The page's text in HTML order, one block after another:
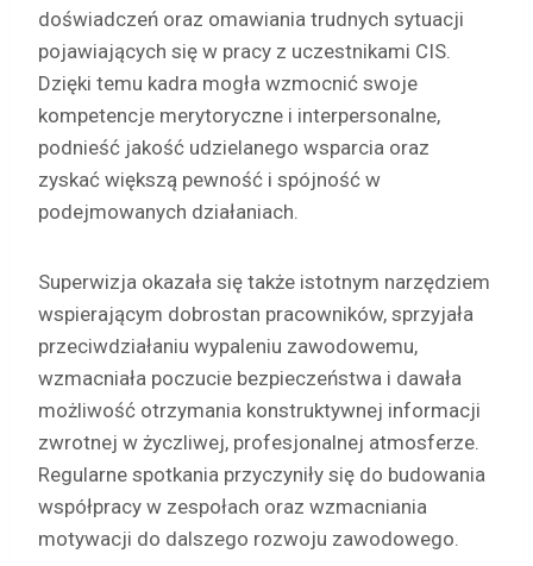
doświadczeń oraz omawiania trudnych sytuacji
pojawiających się w pracy z uczestnikami CIS.
Dzięki temu kadra mogła wzmocnić swoje
kompetencje merytoryczne i interpersonalne,
podnieść jakość udzielanego wsparcia oraz
zyskać większą pewność i spójność w
podejmowanych działaniach.
Superwizja okazała się także istotnym narzędziem
wspierającym dobrostan pracowników, sprzyjała
przeciwdziałaniu wypaleniu zawodowemu,
wzmacniała poczucie bezpieczeństwa i dawała
możliwość otrzymania konstruktywnej informacji
zwrotnej w życzliwej, profesjonalnej atmosferze.
Regularne spotkania przyczyniły się do budowania
współpracy w zespołach oraz wzmacniania
motywacji do dalszego rozwoju zawodowego.